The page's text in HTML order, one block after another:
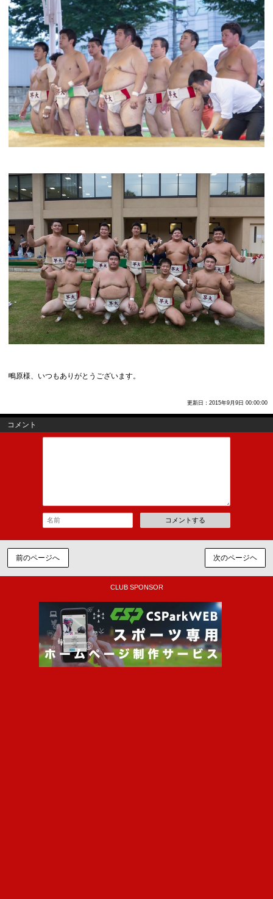
鴫原様、いつもありがとうございます。
更新日：2015年9月9日 00:00:00
コメント
コメントする
前のページへ 次のページヘ
CLUB SPONSOR